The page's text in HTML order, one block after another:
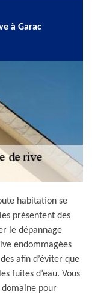
à Garac
habitation se
présentent des
le dépannage
endommagées
afin d’éviter que
fuites d’eau. Vous
domaine pour